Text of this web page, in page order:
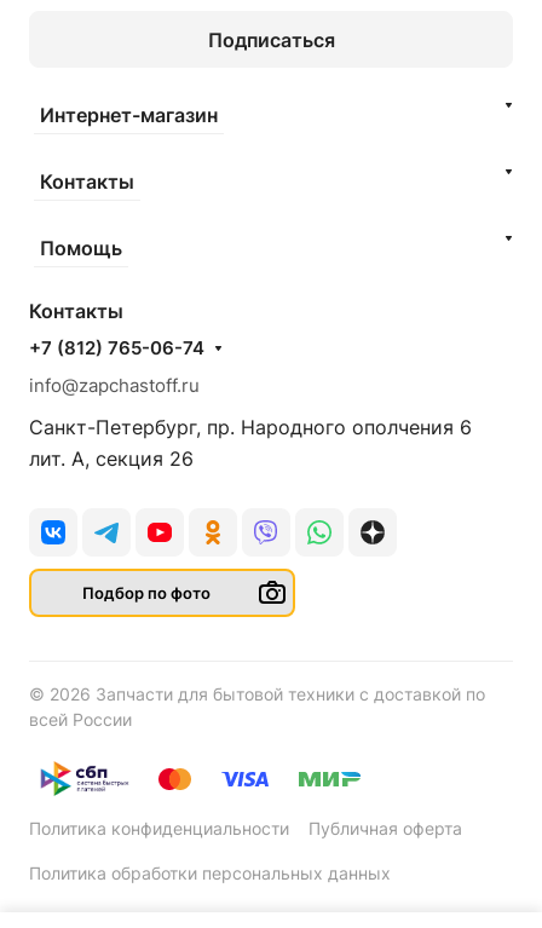
Подписаться
Интернет-магазин
Контакты
Помощь
Контакты
+7 (812) 765-06-74
info@zapchastoff.ru
Санкт-Петербург, пр. Народного ополчения 6
лит. А, секция 26
Подбор по фото
© 2026 Запчасти для бытовой техники с доставкой по
всей России
Политика конфиденциальности Публичная оферта
Политика обработки персональных данных